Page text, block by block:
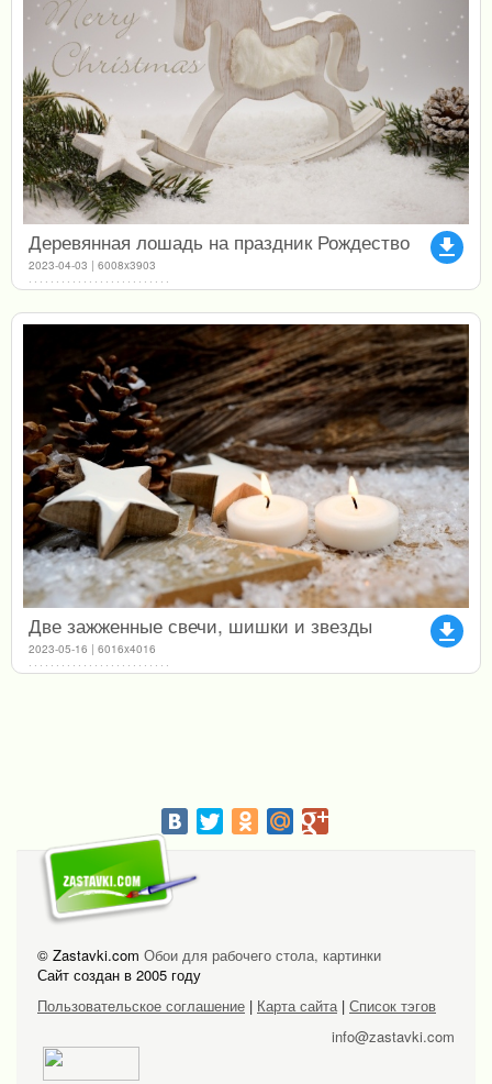
file_download
Деревянная лошадь на праздник Рождество
2023-04-03 | 6008x3903
file_download
Две зажженные свечи, шишки и звезды
2023-05-16 | 6016x4016
© Zastavki.com Обои для рабочего стола, картинки
Сайт создан в 2005 году
Пользовательское соглашение | Карта сайта| Список тэгов
info@zastavki.com